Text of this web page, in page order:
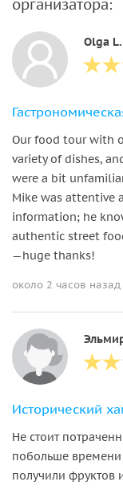
организатора:
Olga L.
Our food tour with
variety of dishes,
were a bit
Mike was attentive
information; he
authentic street
—huge thanks!
около 2 часов назад
Исторический
Не стоит
побольше времени
получили фруктов